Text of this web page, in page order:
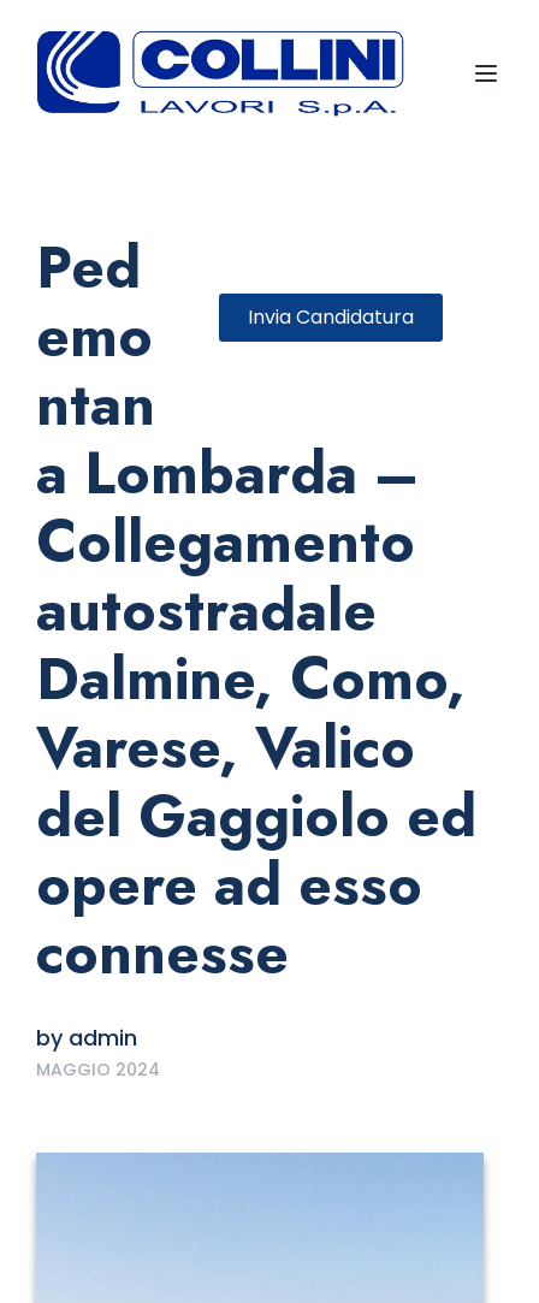
Invia Candidatura
Ped
emo
ntan
a Lombarda –
Collegamento
autostradale
Dalmine, Como,
Varese, Valico
del Gaggiolo ed
opere ad esso
connesse
by admin
MAGGIO 2024